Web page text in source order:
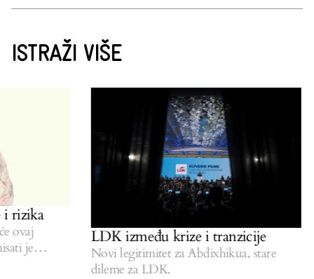
ISTRAŽI VIŠE
rizika
ovaj
je
LDK između krize i tranzicije
Novi legitimitet za Abdixhikua, stare
dileme za LDK.